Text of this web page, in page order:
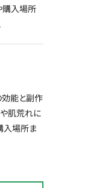
購入場所
効能と副作
肌荒れに
入場所ま